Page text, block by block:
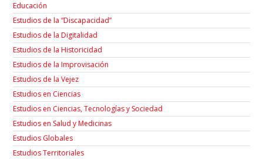
Educación
Estudios de la “Discapacidad”
Estudios de la Digitalidad
Estudios de la Historicidad
Estudios de la Improvisación
Estudios de la Vejez
Estudios en Ciencias
Estudios en Ciencias, Tecnologías y Sociedad
Estudios en Salud y Medicinas
Estudios Globales
Estudios Territoriales